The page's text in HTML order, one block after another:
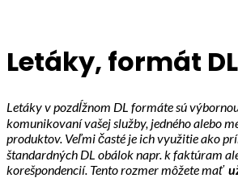
Letáky, formát DL
Letáky v pozdĺžnom DL formáte sú
komunikovaní vašej služby, jedného alebo
produktov. Veľmi časté je ich využitie ako
štandardných DL obálok napr. k faktúram
korešpondencií. Tento rozmer môžete mať